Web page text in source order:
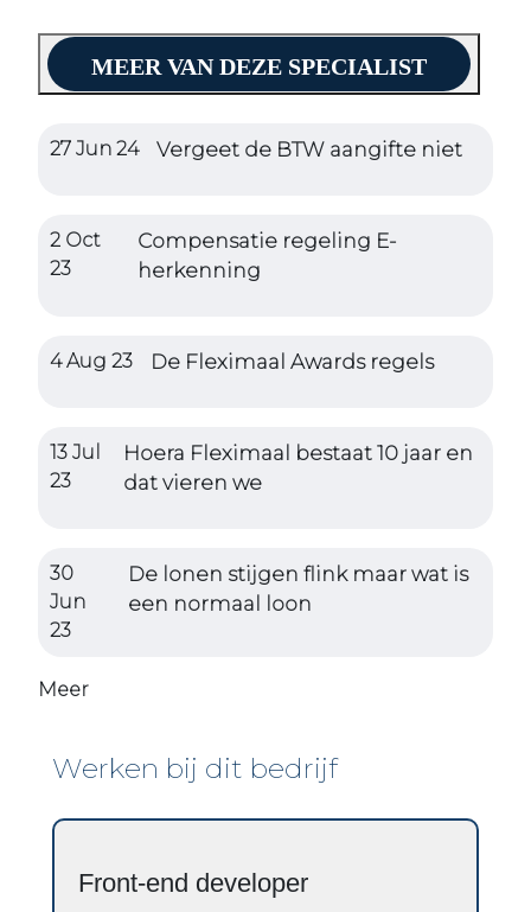
MEER VAN DEZE SPECIALIST
27 Jun 24 Vergeet de BTW aangifte niet
2 Oct
23
Compensatie regeling E-
herkenning
4 Aug 23 De Fleximaal Awards regels
13 Jul
23
Hoera Fleximaal bestaat 10 jaar en
dat vieren we
30
Jun
23
De lonen stijgen flink maar wat is
een normaal loon
Meer
Werken bij dit bedrijf
Front-end developer